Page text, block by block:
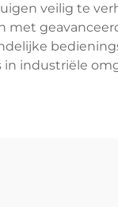
veilig te
met
in industriële